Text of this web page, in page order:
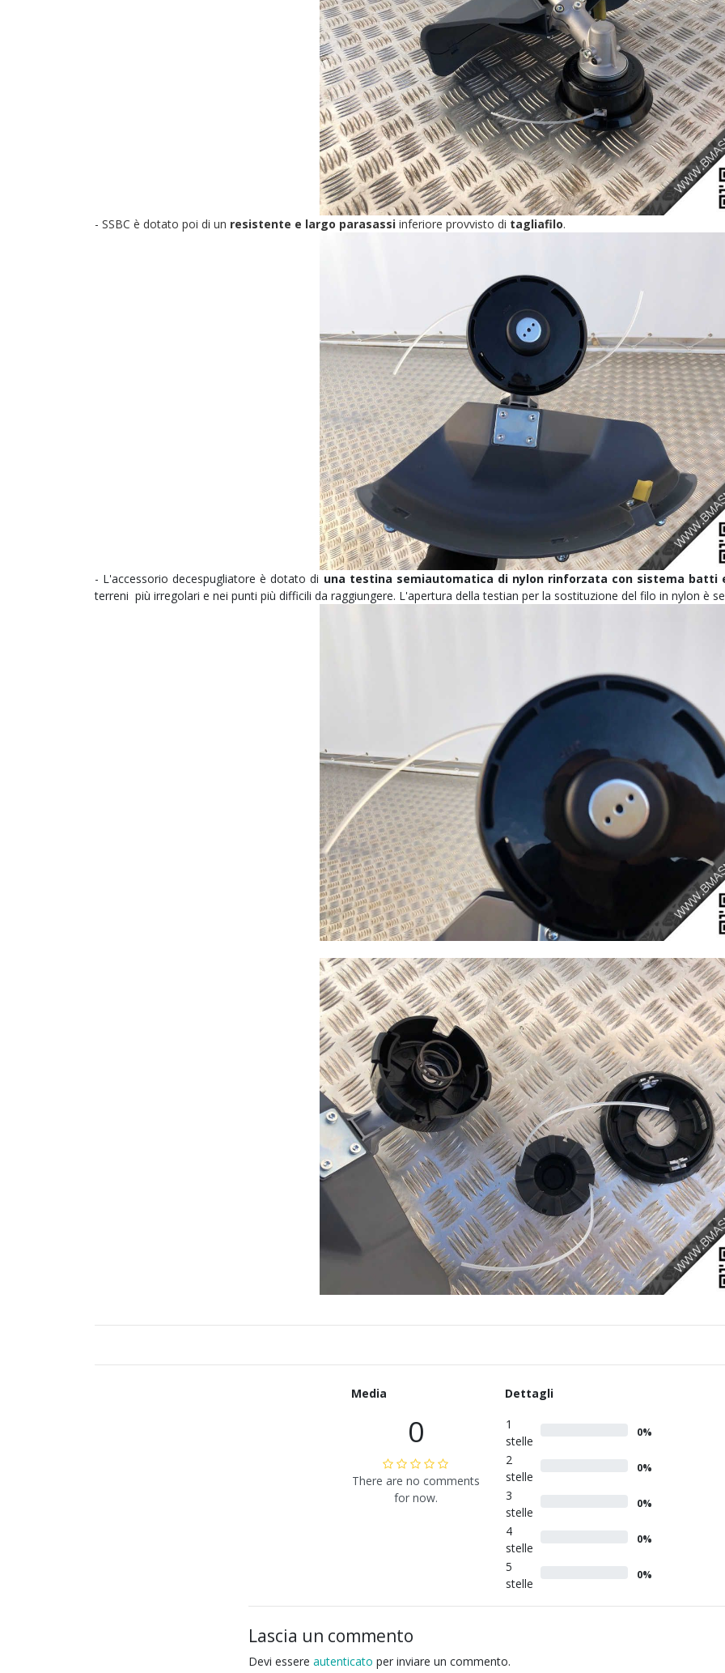
- SSBC è dotato poi di un resistente e largo parasassi inferiore provvisto di tagliafilo.
- L'accessorio decespugliatore è dotato di una testina semiautomatica di nylon rinforzata con sistema batti
terreni più irregolari e nei punti più difficili da raggiungere. L'apertura della testian per la sostituzione del filo in nylon è
Media
0
There are no comments
for now.
Dettagli
1
stelle
0%
2
stelle
0%
3
stelle
0%
4
stelle
0%
5
stelle
0%
Lascia un commento
Devi essere autenticato per inviare un commento.